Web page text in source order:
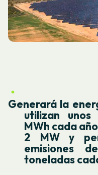
Generará la
utilizan
MWh cada
2 MW y
emisiones
toneladas